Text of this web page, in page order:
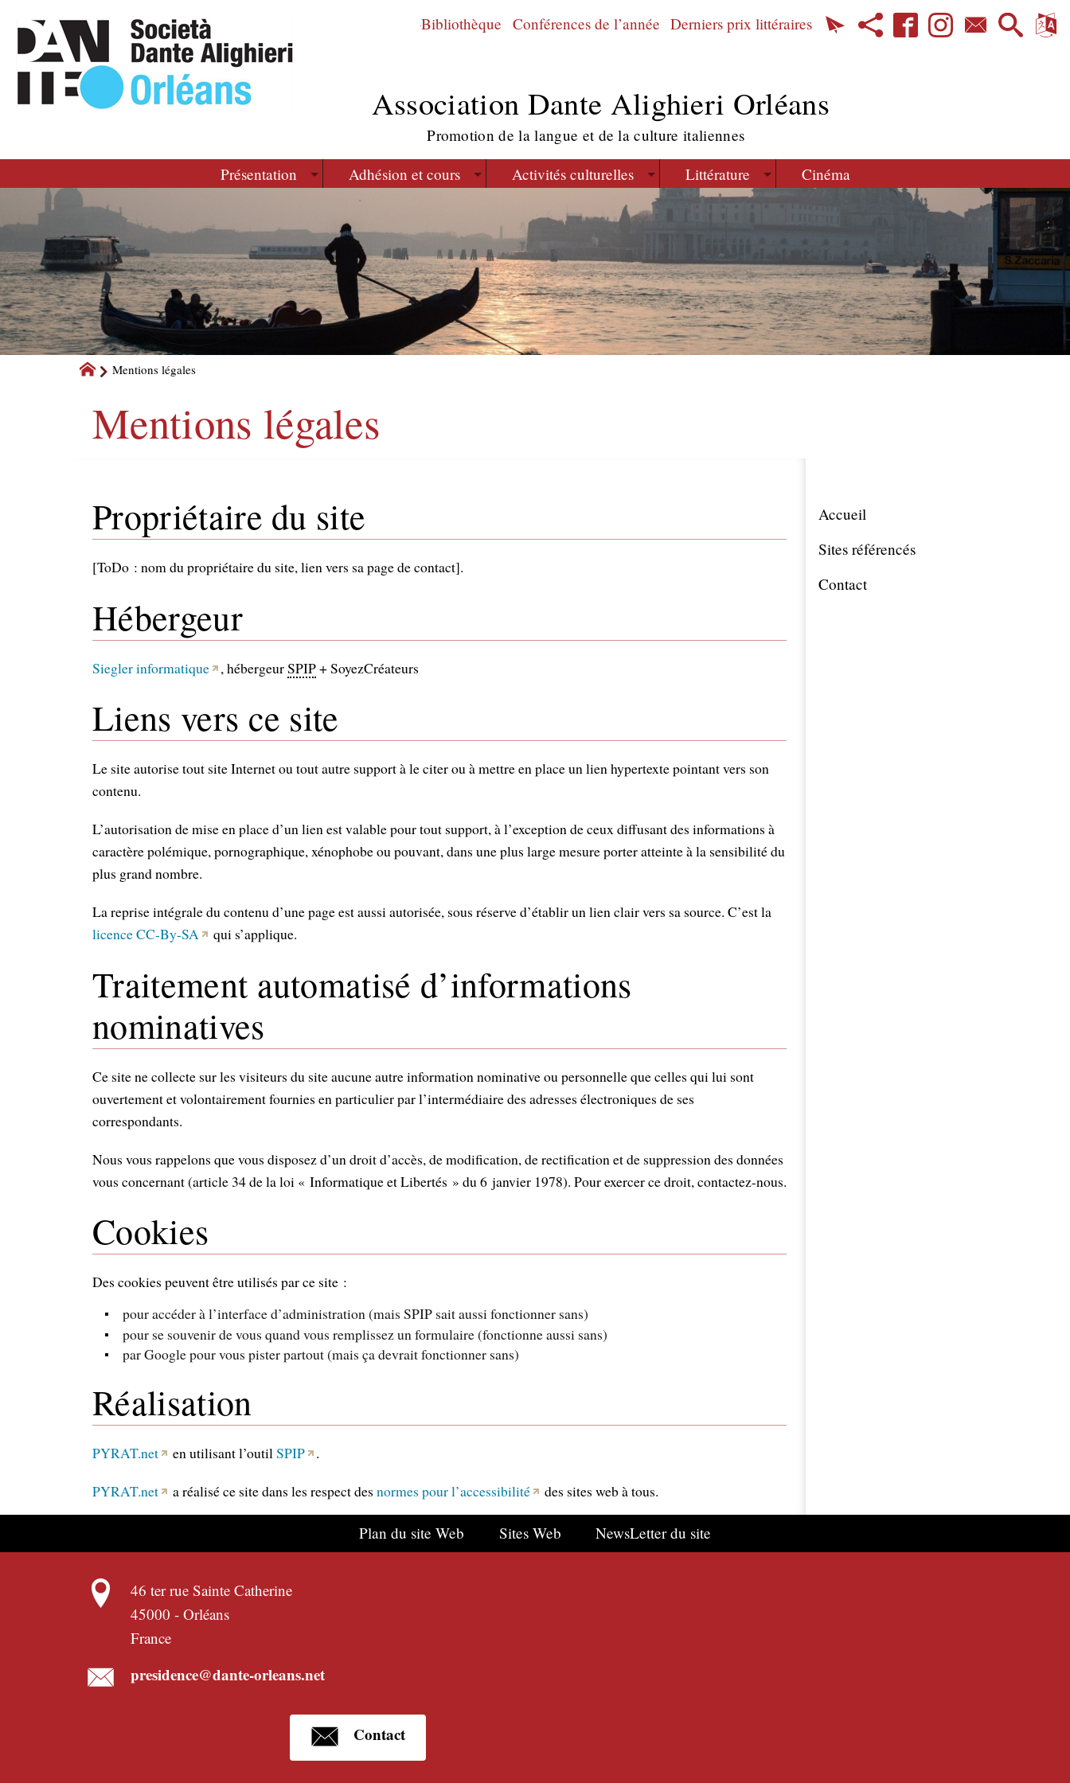
Bibliothèque Conférences de l’année Derniers prix littéraires
Association Dante Alighieri Orléans
Promotion de la langue et de la culture italiennes
Présentation
Adhésion et cours Activités culturelles Littérature Cinéma
Mentions légales
Mentions légales
Propriétaire du site
[ToDo : nom du propriétaire du site, lien vers sa page de contact].
Hébergeur
Siegler informatique , hébergeurSPIP+ SoyezCréateurs
Liens vers ce site
Le site autorise tout site Internet ou tout autre support à le citer ou à mettre en place un lien hypertexte pointant vers son
contenu.
L’autorisation de mise en place d’un lien est valable pour tout support, à l’exception de ceux diffusant des informations à
caractère polémique, pornographique, xénophobe ou pouvant, dans une plus large mesure porter atteinte à la sensibilité du
plus grand nombre.
La reprise intégrale du contenu d’une page est aussi autorisée, sous réserve d’établir un lien clair vers sa source. C’est la
licence CC-By-SA
qui s’applique.
Traitement automatisé d’informations
nominatives
Ce site ne collecte sur les visiteurs du site aucune autre information nominative ou personnelle que celles qui lui sont
ouvertement et volontairement fournies en particulier par l’intermédiaire des adresses électroniques de ses
correspondants.
Nous vous rappelons que vous disposez d’un droit d’accès, de modification, de rectification et de suppression des données
vous concernant (article 34 de la loi « Informatique et Libertés » du 6 janvier 1978). Pour exercer ce droit, contactez-nous.
Cookies
Des cookies peuvent être utilisés par ce site :
pour accéder à l’interface d’administration (mais SPIP sait aussi fonctionner sans)
pour se souvenir de vous quand vous remplissez un formulaire (fonctionne aussi sans)
par Google pour vous pister partout (mais ça devrait fonctionner sans)
Réalisation
PYRAT.net en utilisant l’outil SPIP
.
PYRAT.net
a réalisé ce site dans les respect des normes pour l’accessibilité des sites web à tous.
Accueil
Sites référencés
Contact
Plan du site Web Sites Web NewsLetter du site
46 ter rue Sainte Catherine
45000-Orléans
France
presidence@dante-orleans.net
Contact